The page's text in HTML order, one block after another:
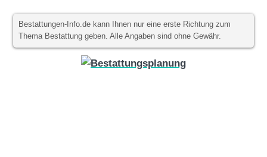
Bestattungen-Info.de kann Ihnen nur eine erste Richtung zum
Thema Bestattung geben. Alle Angaben sind ohne Gewähr.